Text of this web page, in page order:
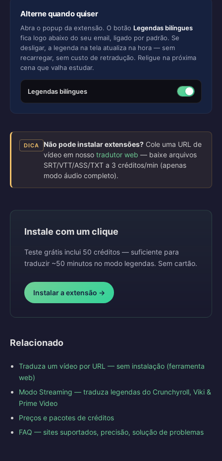
Alterne quando quiser
Abra o popup da extensão. O botão Legendas bilíngues
fica logo abaixo do seu email, ligado por padrão. Se
desligar, a legenda na tela atualiza na hora — sem
recarregar, sem custo de retradução. Religue na próxima
cena que valha estudar.
Legendas bilíngues
DICA Não pode instalar extensões?Cole uma URL de
vídeo em nosso tradutor web — baixe arquivos
SRT/VTT/ASS/TXT a 3 créditos/min (apenas
modo áudio completo).
Instale com um clique
Teste grátis inclui 50 créditos — suficiente para
traduzir ~50 minutos no modo legendas. Sem cartão.
Instalar a extensão →
Relacionado
Traduza um vídeo por URL — sem instalação (ferramenta
web)
Modo Streaming — traduza legendas do Crunchyroll, Viki &
Prime Video
Preços e pacotes de créditos
FAQ — sites suportados, precisão, solução de problemas